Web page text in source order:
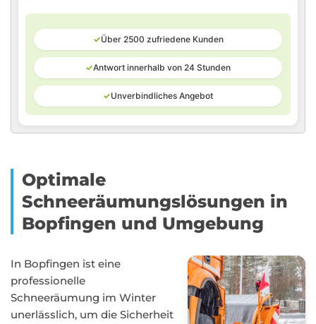
✓Über 2500 zufriedene Kunden
✓Antwort innerhalb von 24 Stunden
✓Unverbindliches Angebot
Optimale
Schneeräumungslösungen in
Bopfingen und Umgebung
In Bopfingen ist eine
professionelle
Schneeräumung im Winter
unerlässlich, um die Sicherheit